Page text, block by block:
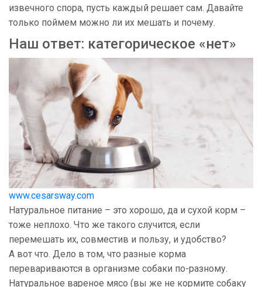
извечного спора, пусть каждый решает сам. Давайте
только поймем можно ли их мешать и почему.
Наш ответ: категорическое «нет»
www.cesarsway.com
Натуральное питание – это хорошо, да и сухой корм –
тоже неплохо. Что же такого случится, если
перемешать их, совместив и пользу, и удобство?
А вот что. Дело в том, что разные корма
перевариваются в организме собаки по-разному.
Натуральное вареное мясо (вы же не кормите собаку